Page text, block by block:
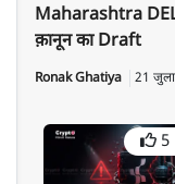
Maharashtra
क़ानून का Draft
Ronak Ghatiya 21
5